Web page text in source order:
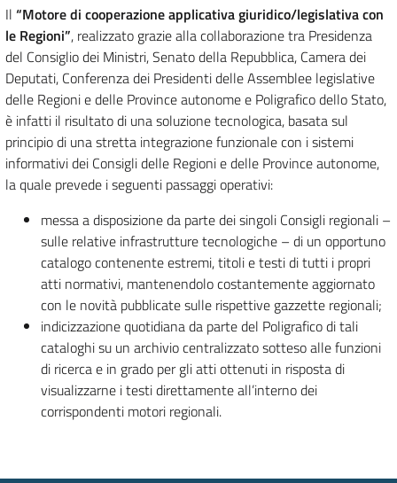
Il “Motore di cooperazione applicativa giuridico/legislativa con
le Regioni”, realizzato grazie alla collaborazione tra Presidenza
del Consiglio dei Ministri, Senato della Repubblica, Camera dei
Deputati, Conferenza dei Presidenti delle Assemblee legislative
delle Regioni e delle Province autonome e Poligrafico dello Stato,
è infatti il risultato di una soluzione tecnologica, basata sul
principio di una stretta integrazione funzionale con i sistemi
informativi dei Consigli delle Regioni e delle Province autonome,
la quale prevede i seguenti passaggi operativi:
messa a disposizione da parte dei singoli Consigli regionali –
sulle relative infrastrutture tecnologiche – di un opportuno
catalogo contenente estremi, titoli e testi di tutti i propri
atti normativi, mantenendolo costantemente aggiornato
con le novità pubblicate sulle rispettive gazzette regionali;
indicizzazione quotidiana da parte del Poligrafico di tali
cataloghi su un archivio centralizzato sotteso alle funzioni
di ricerca e in grado per gli atti ottenuti in risposta di
visualizzarne i testi direttamente all’interno dei
corrispondenti motori regionali.